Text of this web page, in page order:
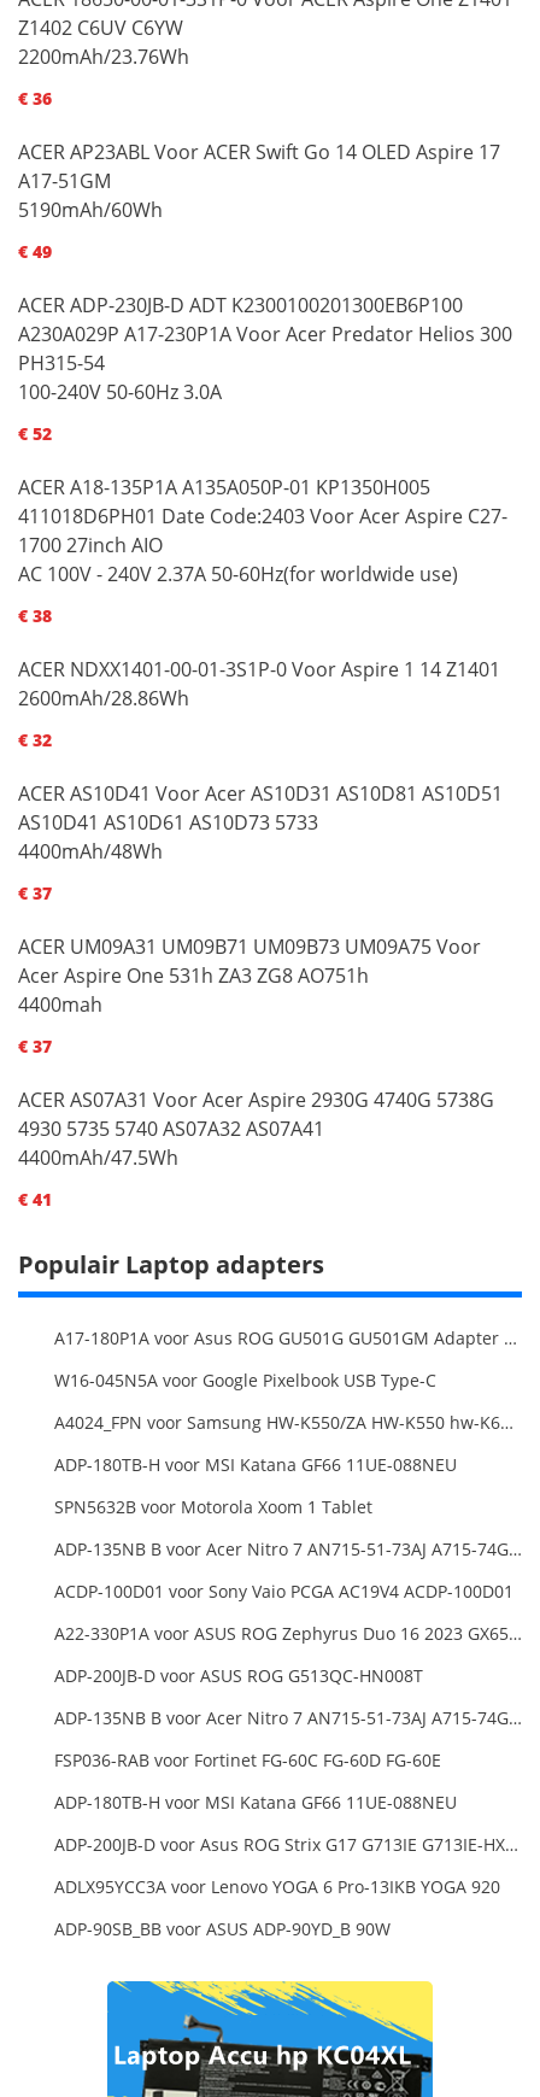
Z1402 C6UV C6YW
2200mAh/23.76Wh
€ 36
ACER AP23ABL Voor ACER Swift Go 14 OLED Aspire 17
A17-51GM
5190mAh/60Wh
€ 49
ACER ADP-230JB-D ADT K2300100201300EB6P100
A230A029P A17-230P1A Voor Acer Predator Helios 300
PH315-54
100-240V 50-60Hz 3.0A
€ 52
ACER A18-135P1A A135A050P-01 KP1350H005
411018D6PH01 Date Code:2403 Voor Acer Aspire C27-
1700 27inch AIO
AC 100V - 240V 2.37A 50-60Hz(for worldwide use)
€ 38
ACER NDXX1401-00-01-3S1P-0 Voor Aspire 1 14 Z1401
2600mAh/28.86Wh
€ 32
ACER AS10D41 Voor Acer AS10D31 AS10D81 AS10D51
AS10D41 AS10D61 AS10D73 5733
4400mAh/48Wh
€ 37
ACER UM09A31 UM09B71 UM09B73 UM09A75 Voor
Acer Aspire One 531h ZA3 ZG8 AO751h
4400mah
€ 37
ACER AS07A31 Voor Acer Aspire 2930G 4740G 5738G
4930 5735 5740 AS07A32 AS07A41
4400mAh/47.5Wh
€ 41
Populair Laptop adapters
A17-180P1A voor Asus ROG GU501G GU501GM Adapter Power Supply
W16-045N5A voor Google Pixelbook USB Type-C
A4024_FPN voor Samsung HW-K550/ZA HW-K550 hw-K650 Soundbar
ADP-180TB-H voor MSI Katana GF66 11UE-088NEU
SPN5632B voor Motorola Xoom 1 Tablet
ADP-135NB B voor Acer Nitro 7 AN715-51-73AJ A715-74G-52B0 Notebook
ACDP-100D01 voor Sony Vaio PCGA AC19V4 ACDP-100D01
A22-330P1A voor ASUS ROG Zephyrus Duo 16 2023 GX650PY
ADP-200JB-D voor ASUS ROG G513QC-HN008T
ADP-135NB B voor Acer Nitro 7 AN715-51-73AJ A715-74G-52B0 Notebook
FSP036-RAB voor Fortinet FG-60C FG-60D FG-60E
ADP-180TB-H voor MSI Katana GF66 11UE-088NEU
ADP-200JB-D voor Asus ROG Strix G17 G713IE G713IE-HX002W
ADLX95YCC3A voor Lenovo YOGA 6 Pro-13IKB YOGA 920
ADP-90SB_BB voor ASUS ADP-90YD_B 90W